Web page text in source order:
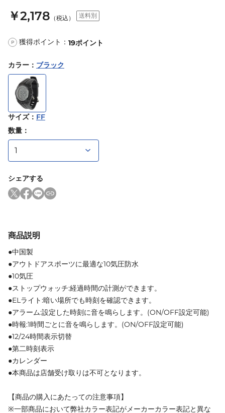
￥2,178 （税込） 送料別
P 獲得ポイント： 19ポイント
カラー ： ブラック
サイズ： FF
数量：
シェアする
商品説明
●中国製
●アウトドアスポーツに最適な10気圧防水
●10気圧
●ストップウォッチ:経過時間の計測ができます。
●ELライト:暗い場所でも時刻を確認できます。
●アラーム:設定した時刻に音を鳴らします。(ON/OFF設定可能)
●時報:1時間ごとに音を鳴らします。(ON/OFF設定可能)
●12/24時間表示切替
●第二時刻表示
●カレンダー
●本商品は店舗受け取りは不可となります。
【商品の購入にあたっての注意事項】
※一部商品において弊社カラー表記がメーカーカラー表記と異な